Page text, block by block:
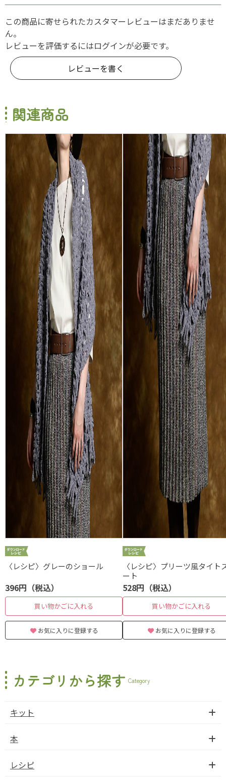
この商品に寄せられたカスタマーレビューはまだありませ
ん。
レビューを評価するにはログインが必要です。
レビューを書く
関連商品
〈レシピ〉グレーのショール
396円（税込）
買い物かごに入れる
お気に入りに登録する
〈レシピ〉プリーツ風タイト
ート
528円（税込）
買い物かごに入れる
お気に入りに登録する
カテゴリから探す Category
キット
本
レシピ